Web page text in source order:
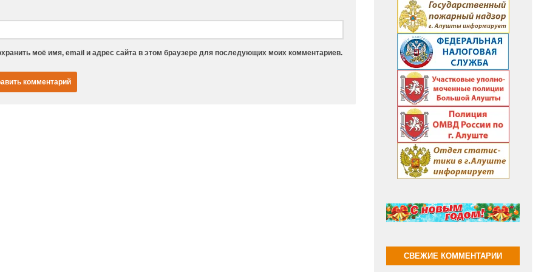
моё имя, email и адрес сайта в этом браузере для последующих моих комментариев.
СВЕЖИЕ КОММЕНТАРИИ